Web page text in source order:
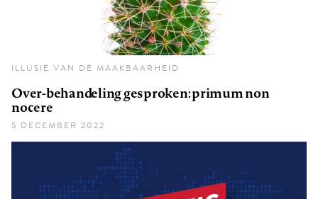
ILLUSIE VAN DE MAAKBAARHEID
Over-behandeling gesproken: primum non
nocere
5 DECEMBER 2022